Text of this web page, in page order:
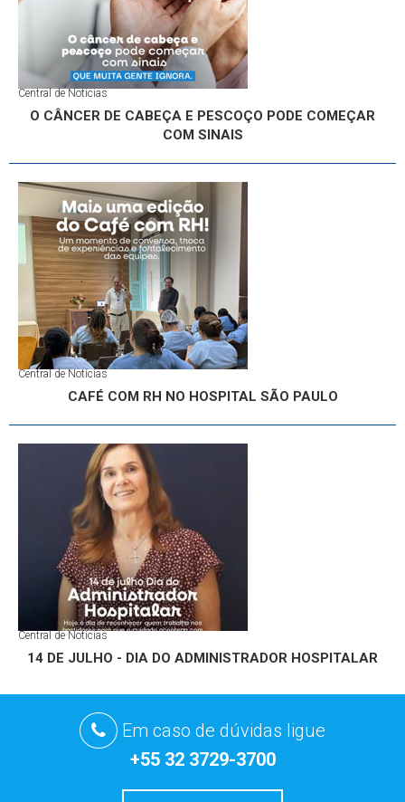
Central de Notícias
O CÂNCER DE CABEÇA E PESCOÇO PODE COMEÇAR
COM SINAIS
Central de Notícias
CAFÉ COM RH NO HOSPITAL SÃO PAULO
Central de Notícias
14 DE JULHO - DIA DO ADMINISTRADOR HOSPITALAR
Em caso de dúvidas ligue
+55 32 3729-3700